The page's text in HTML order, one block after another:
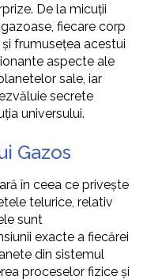
De la micuții
fiecare corp
frumusețea acestui
aspecte ale
sale, iar
secrete
universului.
Gazos
în ceea ce privește
telurice, relativ
sunt
exacte a fiecărei
din sistemul
proceselor fizice și